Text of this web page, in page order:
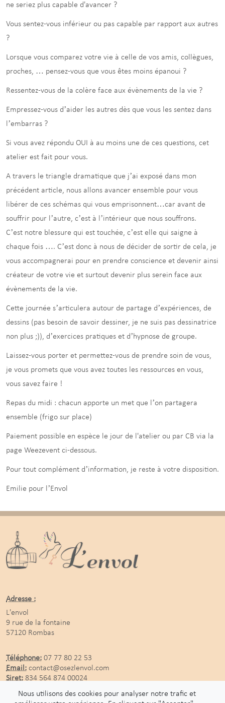
ne seriez plus capable d'avancer ?
Vous sentez-vous inférieur ou pas capable par rapport aux autres
?
Lorsque vous comparez votre vie à celle de vos amis, collègues,
proches, … pensez-vous que vous êtes moins épanoui ?
Ressentez-vous de la colère face aux évènements de la vie ?
Empressez-vous d’aider les autres dès que vous les sentez dans
l’embarras ?
Si vous avez répondu OUI à au moins une de ces questions, cet
atelier est fait pour vous.
A travers le triangle dramatique que j’ai exposé dans mon
précédent article, nous allons avancer ensemble pour vous
libérer de ces schémas qui vous emprisonnent…car avant de
souffrir pour l’autre, c’est à l’intérieur que nous souffrons.
C’est notre blessure qui est touchée, c’est elle qui saigne à
chaque fois …. C’est donc à nous de décider de sortir de cela, je
vous accompagnerai pour en prendre conscience et devenir ainsi
créateur de votre vie et surtout devenir plus serein face aux
évènements de la vie.
Cette journée s’articulera autour de partage d’expériences, de
dessins (pas besoin de savoir dessiner, je ne suis pas dessinatrice
non plus ;)), d’exercices pratiques et d’hypnose de groupe.
Laissez-vous porter et permettez-vous de prendre soin de vous,
je vous promets que vous avez toutes les ressources en vous,
vous savez faire !
Repas du midi : chacun apporte un met que l’on partagera
ensemble (frigo sur place)
Paiement possible en espèce le jour de l'atelier ou par CB via la
page Weezevent ci-dessous.
Pour tout complément d’information, je reste à votre disposition.
Emilie pour l’Envol
Adresse :
L'envol
9 rue de la fontaine
57120 Rombas
Téléphone: 07 77 80 22 53
Email: contact@osezlenvol.com
Siret: 834 564 874 00024
Nous utilisons des cookies pour analyser notre trafic et